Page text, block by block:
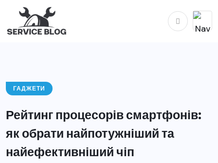
ГАДЖЕТИ
Рейтинг процесорів смартфонів:
як обрати найпотужніший та
найефективніший чіп